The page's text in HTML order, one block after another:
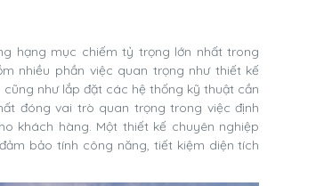
hạng mục chiếm tỷ trọng lớn nhất trong
nhiều phần việc quan trọng như thiết kế
như lắp đặt các hệ thống kỹ thuật cần
đóng vai trò quan trọng trong việc định
khách hàng. Một thiết kế chuyên nghiệp
bảo tính công năng, tiết kiệm diện tích